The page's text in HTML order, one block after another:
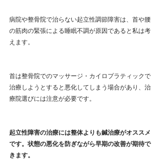
病院や整骨院で治らない起立性調節障害は、首や腰
の筋肉の緊張による睡眠不調が原因であると私は考
えます。
首は整骨院でのマッサージ・カイロプラティックで
治療しようとすると悪化してしまう場合があり、治
療院選びには注意が必要です。
起立性障害の治療には整体よりも鍼治療がオススメ
です。状態の悪化を防ぎながら早期の改善が期待で
きます。